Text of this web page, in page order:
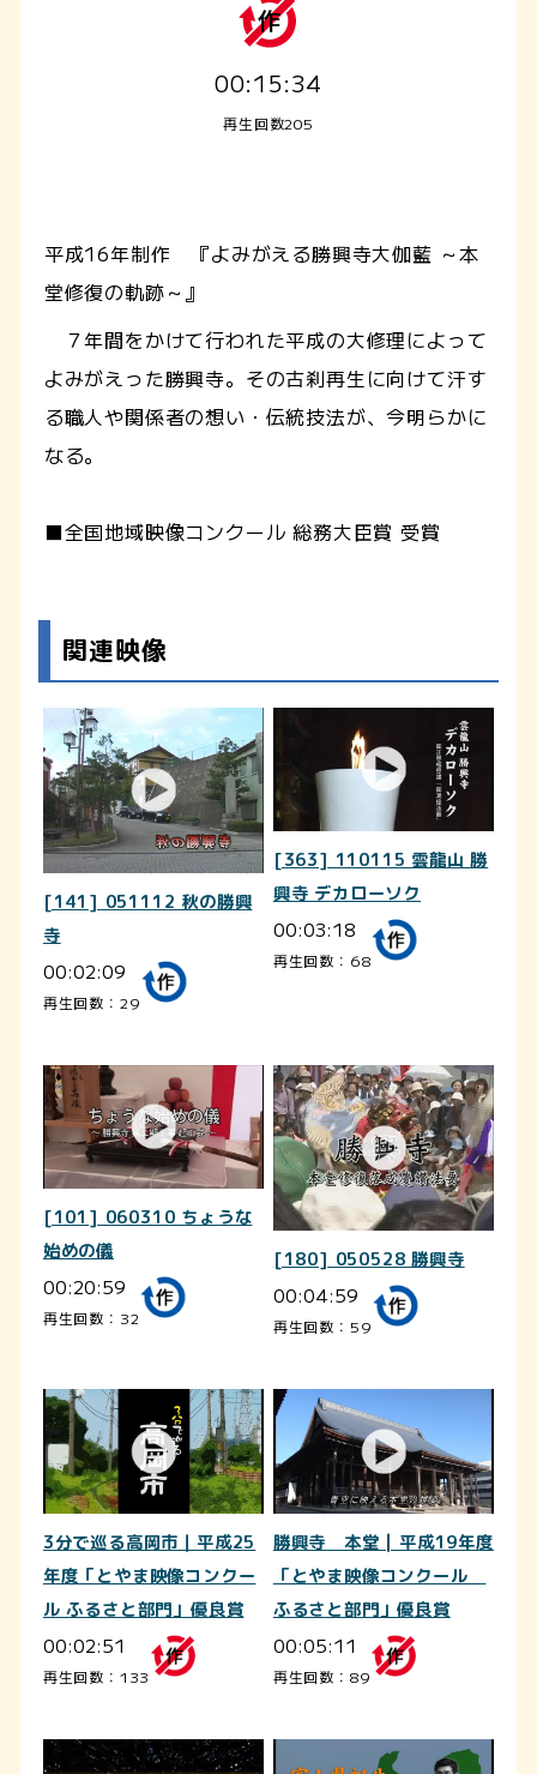
00:15:34
再生回数205
平成16年制作 『よみがえる勝興寺大伽藍 ～本
堂修復の軌跡～』
７年間をかけて行われた平成の大修理によって
よみがえった勝興寺。その古刹再生に向けて汗す
る職人や関係者の想い・伝統技法が、今明らかに
なる。
■全国地域映像コンクール 総務大臣賞 受賞
関連映像
[141] 051112 秋の勝興
寺
00:02:09
再生回数：29
[363] 110115 雲龍山 勝
興寺 デカローソク
00:03:18
再生回数：68
[101] 060310 ちょうな
始めの儀
00:20:59
再生回数：32
[180] 050528 勝興寺
00:04:59
再生回数：59
3分で巡る高岡市｜平成25
年度「とやま映像コンクー
ル ふるさと部門」優良賞
00:02:51
再生回数：133
勝興寺 本堂 | 平成19年度
「とやま映像コンクール
ふるさと部門」優良賞
00:05:11
再生回数：89